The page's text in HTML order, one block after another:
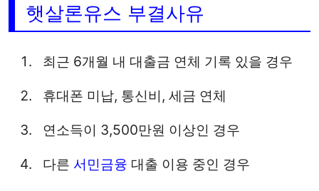
햇살론유스 부결사유
최근 6개월 내 대출금 연체 기록 있을 경우
휴대폰 미납, 통신비, 세금 연체
연소득이 3,500만원 이상인 경우
다른 서민금융 대출 이용 중인 경우